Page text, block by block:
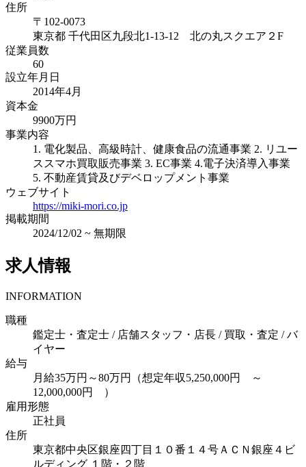
住所
〒 102-0073
東京都 千代田区九段北1-13-12 北の丸スクエア２F
従業員数
60
設立年月日
2014年4月
資本金
9900万円
事業内容
1. 電化製品、高級時計、健康食品の流通事業 2. リユー
ススマホ買取販売事業 3. EC事業 4.電子決済導入事業
5. 不動産賃貸及びデベロップメント事業
ウェブサイト
https://miki-mori.co.jp
掲載期間
2024/12/02 ~ 無期限
求人情報
INFORMATION
職種
鑑定士・査定士 / 店舗スタッフ・店長 / 買取・査定 / バ
イヤー
給与
月給35万円～80万円（想定年収5,250,000円 ～
12,000,000円 ）
雇用形態
正社員
住所
東京都中央区銀座四丁目１０番１４号ＡＣＮ銀座４ビ
ルディング １階・２階